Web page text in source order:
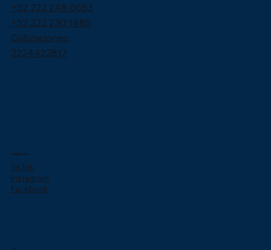
+52 222 248 0653
+52 222 230 1485
Cotizaciones:
2224422817
Síguenos
TikTok
Instagram
Facebook